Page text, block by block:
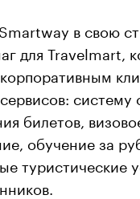
в свою
для Travelmart,
систему
билетов,
обучение за
туристические